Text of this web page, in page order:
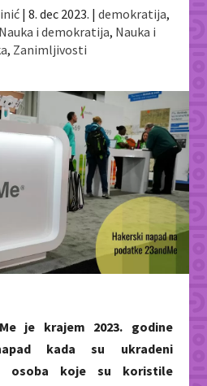
| 8. dec 2023. | demokratija,
Nauka i demokratija, Nauka i
, Zanimljivosti
je krajem 2023. godine
kada su ukradeni
osoba koje su koristile